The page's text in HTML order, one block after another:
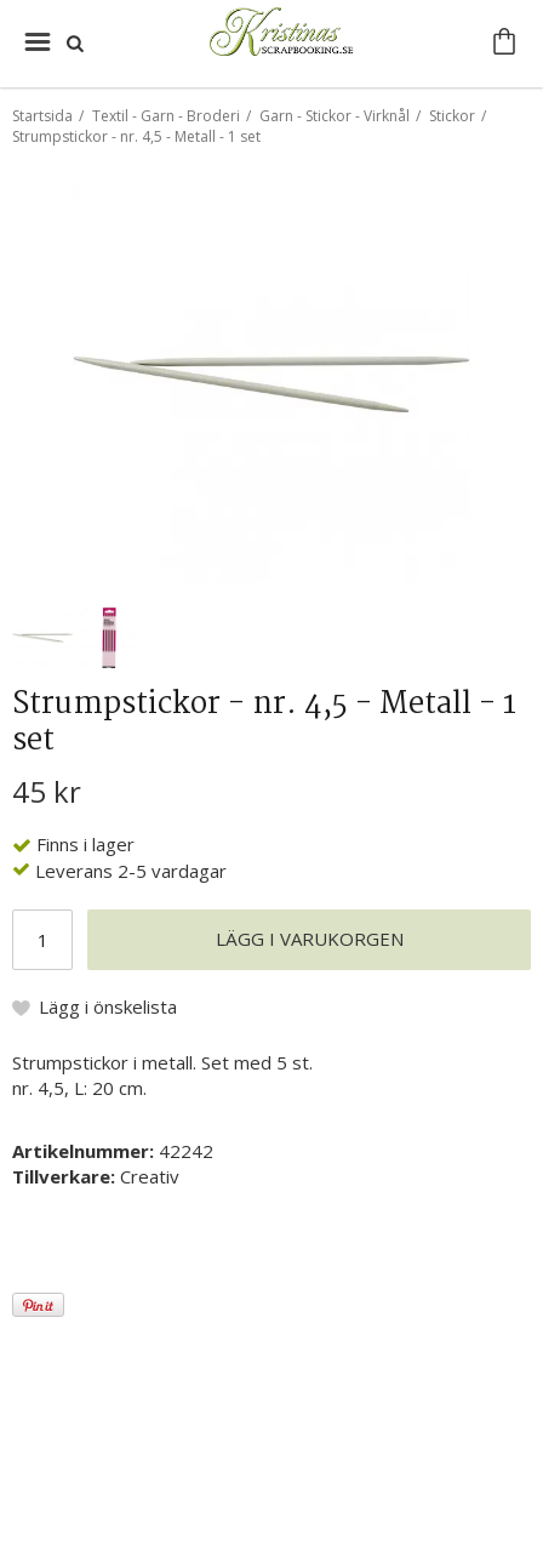
Startsida / Textil - Garn - Broderi / Garn - Stickor - Virknål / Stickor /
Strumpstickor - nr. 4,5 - Metall - 1 set
Strumpstickor - nr. 4,5 - Metall - 1
set
45 kr
Finns i lager
Leverans 2-5 vardagar
LÄGG I VARUKORGEN
Lägg i önskelista
Strumpstickor i metall. Set med 5 st.
nr. 4,5, L: 20 cm.
Artikelnummer: 42242
Tillverkare: Creativ